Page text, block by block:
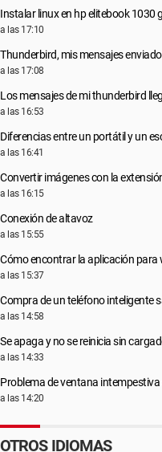
Instalar linux en hp elitebook 1030
a las 17:10
Thunderbird, mis mensajes
a las 17:08
Los mensajes de mi thunderbird
a las 16:53
Diferencias entre un portátil y un
a las 16:41
Convertir imágenes con la
a las 16:15
Conexión de altavoz
a las 15:55
Cómo encontrar la aplicación para
a las 15:37
Compra de un teléfono inteligente
a las 14:58
Se apaga y no se reinicia sin
a las 14:33
Problema de ventana
a las 14:20
OTROS IDIOMAS